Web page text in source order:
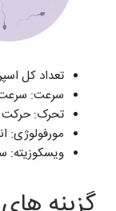
تعداد کل
سرعت:
تحرک: حرکت
مورفولوژی: